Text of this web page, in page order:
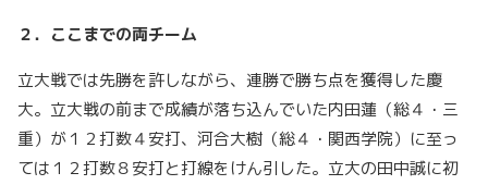
２．ここまでの両チーム
立大戦では先勝を許しながら、連勝で勝ち点を獲得した慶
大。立大戦の前まで成績が落ち込んでいた内田蓮（総４・三
重）が１２打数４安打、河合大樹（総４・関西学院）に至っ
ては１２打数８安打と打線をけん引した。立大の田中誠に初